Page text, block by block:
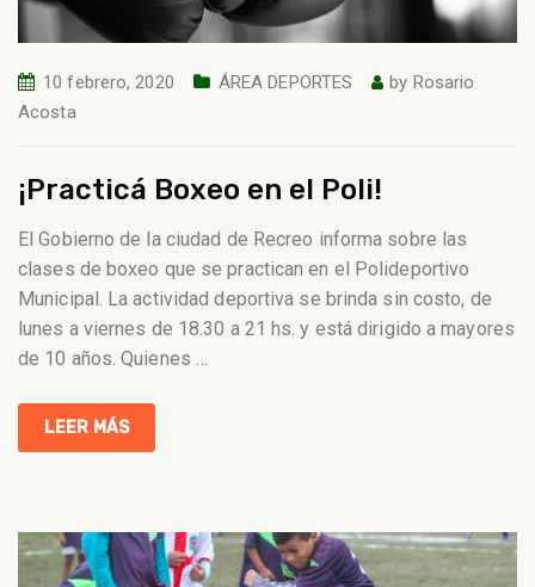
10 febrero, 2020 ÁREA DEPORTES by Rosario
Acosta
¡Practicá Boxeo en el Poli!
El Gobierno de la ciudad de Recreo informa sobre las
clases de boxeo que se practican en el Polideportivo
Municipal. La actividad deportiva se brinda sin costo, de
lunes a viernes de 18.30 a 21 hs. y está dirigido a mayores
de 10 años. Quienes …
LEER MÁS